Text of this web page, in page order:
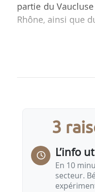
partie du
Rhône, ainsi que
3
L’info
En 10
secteur.